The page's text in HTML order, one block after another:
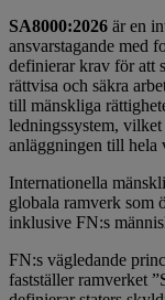
SA8000:2026 är en
ansvarstagande med
definierar krav för att
rättvisa och säkra
till mänskliga
ledningssystem,
anläggningen till hela
Internationella
globala ramverk som
inklusive FN:s
FN:s vägledande
fastställer ramverket